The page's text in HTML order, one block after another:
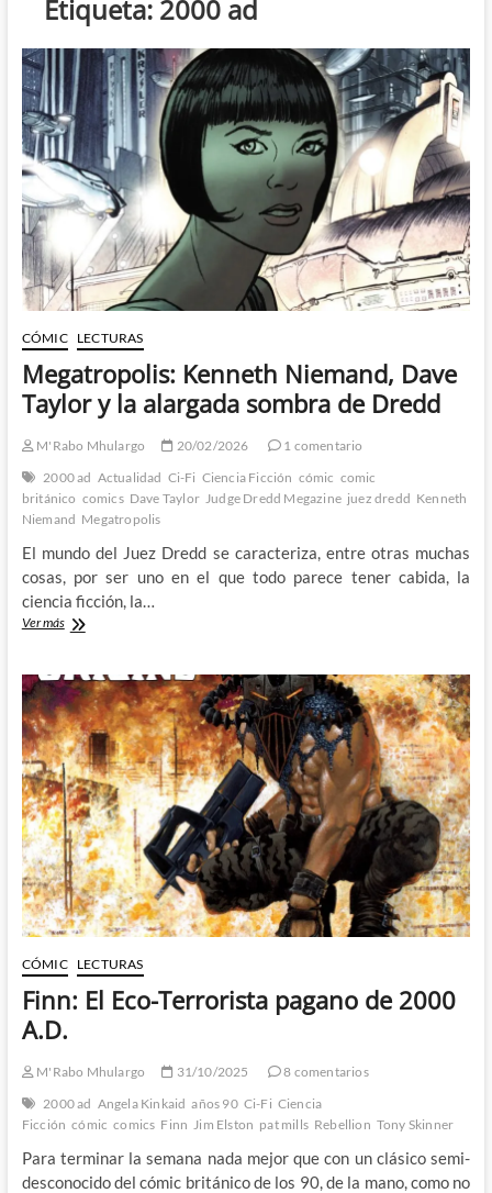
Etiqueta: 2000 ad
CÓMIC LECTURAS
Megatropolis: Kenneth Niemand, Dave
Taylor y la alargada sombra de Dredd
M'Rabo Mhulargo 20/02/2026
1 comentario
2000 ad Actualidad Ci-Fi Ciencia Ficción cómic comic
británico comics Dave Taylor Judge Dredd Megazine juez dredd Kenneth
Niemand Megatropolis
El mundo del Juez Dredd se caracteriza, entre otras muchas
cosas, por ser uno en el que todo parece tener cabida, la
ciencia ficción, la…
Ver másMegatropolis:
Dave
Taylor
y
la
alargada
sombra
de
Dredd
CÓMIC LECTURAS
Finn: El Eco-Terrorista pagano de 2000
A.D.
M'Rabo Mhulargo 31/10/2025
8 comentarios
2000 ad Angela Kinkaid años 90 Ci-Fi Ciencia
Ficción cómic comics Finn Jim Elston pat mills Rebellion Tony Skinner
Para terminar la semana nada mejor que con un clásico semi-
desconocido del cómic británico de los 90, de la mano, como no